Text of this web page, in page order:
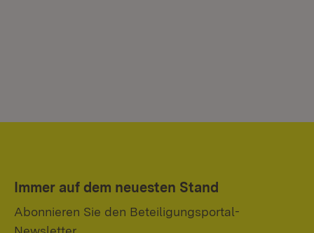
Immer auf dem neuesten Stand
Abonnieren Sie den Beteiligungsportal-